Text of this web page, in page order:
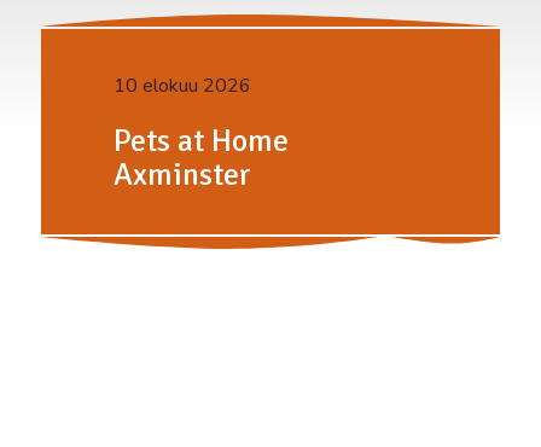
10 elokuu 2026
Pets at Home
Axminster